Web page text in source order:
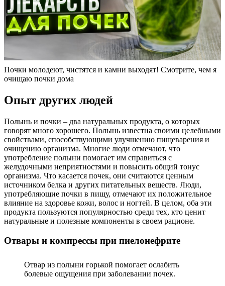
Почки молодеют, чистятся и камни выходят! Смотрите, чем я
очищаю почки дома
Опыт других людей
Полынь и почки – два натуральных продукта, о которых
говорят много хорошего. Полынь известна своими целебными
свойствами, способствующими улучшению пищеварения и
очищению организма. Многие люди отмечают, что
употребление полыни помогает им справиться с
желудочными неприятностями и повысить общий тонус
организма. Что касается почек, они считаются ценным
источником белка и других питательных веществ. Люди,
употребляющие почки в пищу, отмечают их положительное
влияние на здоровье кожи, волос и ногтей. В целом, оба эти
продукта пользуются популярностью среди тех, кто ценит
натуральные и полезные компоненты в своем рационе.
Отвары и компрессы при пиелонефрите
Отвар из полыни горькой помогает ослабить
болевые ощущения при заболевании почек.